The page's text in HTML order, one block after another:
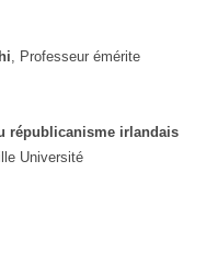
, Professeur émérite
républicanisme irlandais
Université